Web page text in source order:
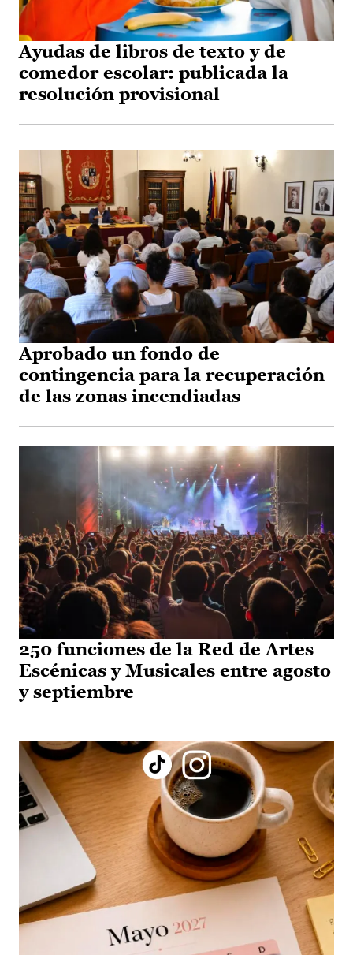
Ayudas de libros de texto y de
comedor escolar: publicada la
resolución provisional
Aprobado un fondo de
contingencia para la recuperación
de las zonas incendiadas
250 funciones de la Red de Artes
Escénicas y Musicales entre agosto
y septiembre